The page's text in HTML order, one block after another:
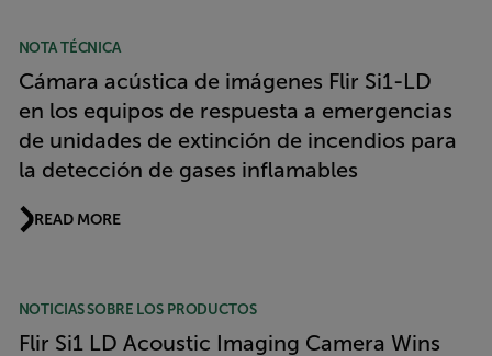
NOTA TÉCNICA
Cámara acústica de imágenes Flir Si1-LD
en los equipos de respuesta a emergencias
de unidades de extinción de incendios para
la detección de gases inflamables
READ MORE
NOTICIAS SOBRE LOS PRODUCTOS
Flir Si1 LD Acoustic Imaging Camera Wins